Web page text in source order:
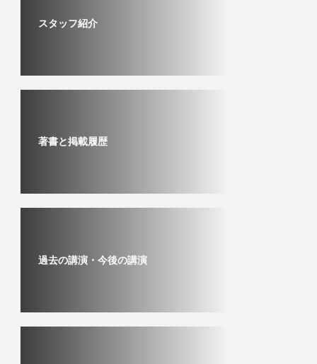
スタッフ紹介
著書と掲載履歴
過去の講演・今後の講演